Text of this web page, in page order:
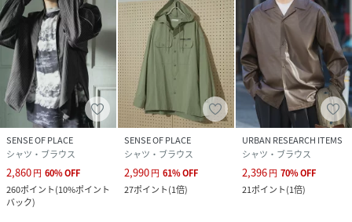
素材 合成皮革
サイズ M、L
品番
NP0106_AAA4
(AAA4-13A002-4-5 NP0106)
SENSE OF PLACE
シャツ・ブラウス
2,860円 60%OFF
260ポイント(10%ポイント
バック)
SENSE OF PLACE
シャツ・ブラウス
2,990円 61%OFF
27ポイント(1倍)
URBAN RESEARCH ITEMS
シャツ・ブラウス
2,396円 70%OFF
21ポイント(1倍)